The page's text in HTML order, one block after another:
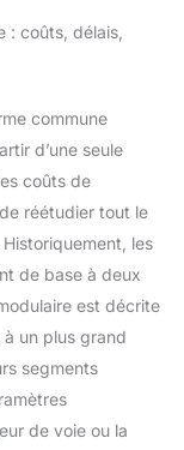
: coûts, délais,
commune
d’une seule
coûts de
réétudier tout le
les
de base à deux
est décrite
un plus grand
segments
de voie ou la